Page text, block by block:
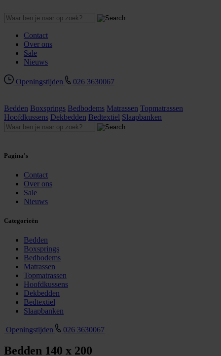
Contact
Over ons
Sale
Nieuws
Openingstijden 026 3630067
Bedden Boxsprings Bedbodems Matrassen Topmatrassen
Hoofdkussens Dekbedden Bedtextiel Slaapbanken
Pagina's
Contact
Over ons
Sale
Nieuws
Categorieën
Bedden
Boxsprings
Bedbodems
Matrassen
Topmatrassen
Hoofdkussens
Dekbedden
Bedtextiel
Slaapbanken
Openingstijden 026 3630067
Bedden 140 x 200